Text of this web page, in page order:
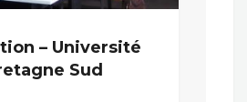
– Université
Sud